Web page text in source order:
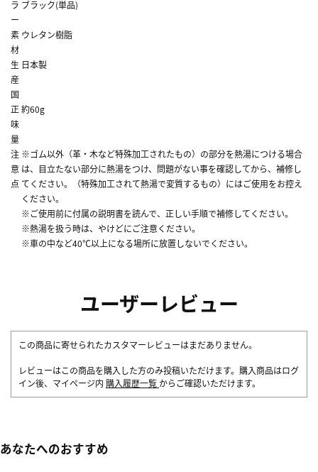
ラ
ー
ブラック(単品)
素
材
ウレタン樹脂
生
産
国
日本製
正
味
量
約60g
注
意
点
※ゴム以外（革・木など特殊加工されたもの）の部分を熱湯につける場合
は、目立たない部分に熱湯をつけ、問題がない事を確認してから、補修し
てください。（特殊加工されて熱湯で変質するもの）にはご使用をお控え
ください。
※ご使用前に付属の説明書を読んで、正しい手順で補修してください。
※熱湯を扱う時は、やけどにご注意ください。
※車の中など40℃以上になる場所に放置しないでください。
ユーザーレビュー
この商品に寄せられたカスタマーレビューはまだありません。
レビューはこの商品を購入した方のみ投稿いただけます。購入商品はログ
イン後、マイページ内 購入履歴一覧 からご確認いただけます。
あなたへのおすすめ